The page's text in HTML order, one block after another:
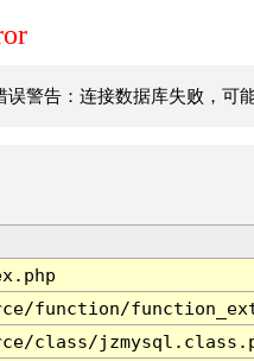
误警告：连接数据库失败，可
function/
class/